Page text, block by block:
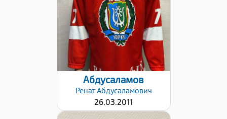
Дата заявки:
18.04.2022
Абдусаламов
РенатАбдусаламович
26.03.2011